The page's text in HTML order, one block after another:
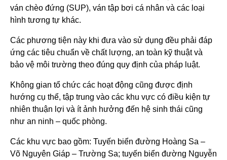
ván chèo đứng (SUP), ván tập bơi cá nhân và các loại
hình tương tự khác.
Các phương tiện này khi đưa vào sử dụng đều phải đáp
ứng các tiêu chuẩn về chất lượng, an toàn kỹ thuật và
bảo vệ môi trường theo đúng quy định của pháp luật.
Không gian tổ chức các hoạt động cũng được định
hướng cụ thể, tập trung vào các khu vực có điều kiện tự
nhiên thuận lợi và ít ảnh hưởng đến hệ sinh thái cũng
như an ninh – quốc phòng.
Các khu vực bao gồm: Tuyến biển đường Hoàng Sa –
Võ Nguyên Giáp – Trường Sa; tuyến biển đường Nguyễn